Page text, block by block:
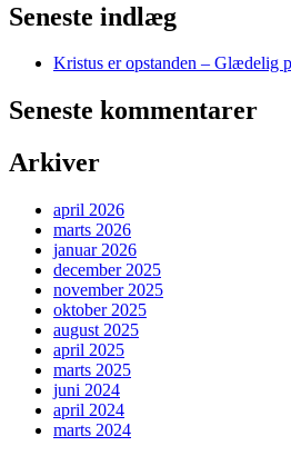
Seneste indlæg
Kristus er opstanden – Glædelig
Seneste kommentarer
Arkiver
april 2026
marts 2026
januar 2026
december 2025
november 2025
oktober 2025
august 2025
april 2025
marts 2025
juni 2024
april 2024
marts 2024